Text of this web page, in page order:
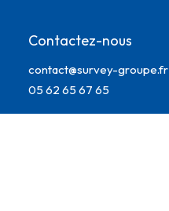
Contactez-nous
contact@survey-groupe.fr
05 62 65 67 65
expertise DAO SIG survey